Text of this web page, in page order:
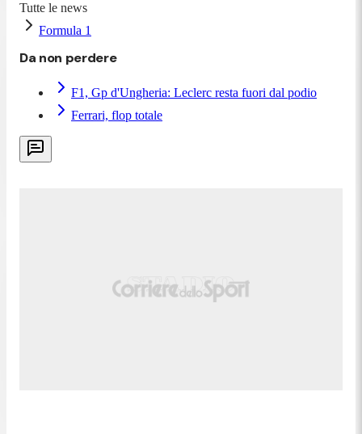
Tutte le news
Formula 1
Da non perdere
F1, Gp d'Ungheria: Leclerc resta fuori dal podio
Ferrari, flop totale